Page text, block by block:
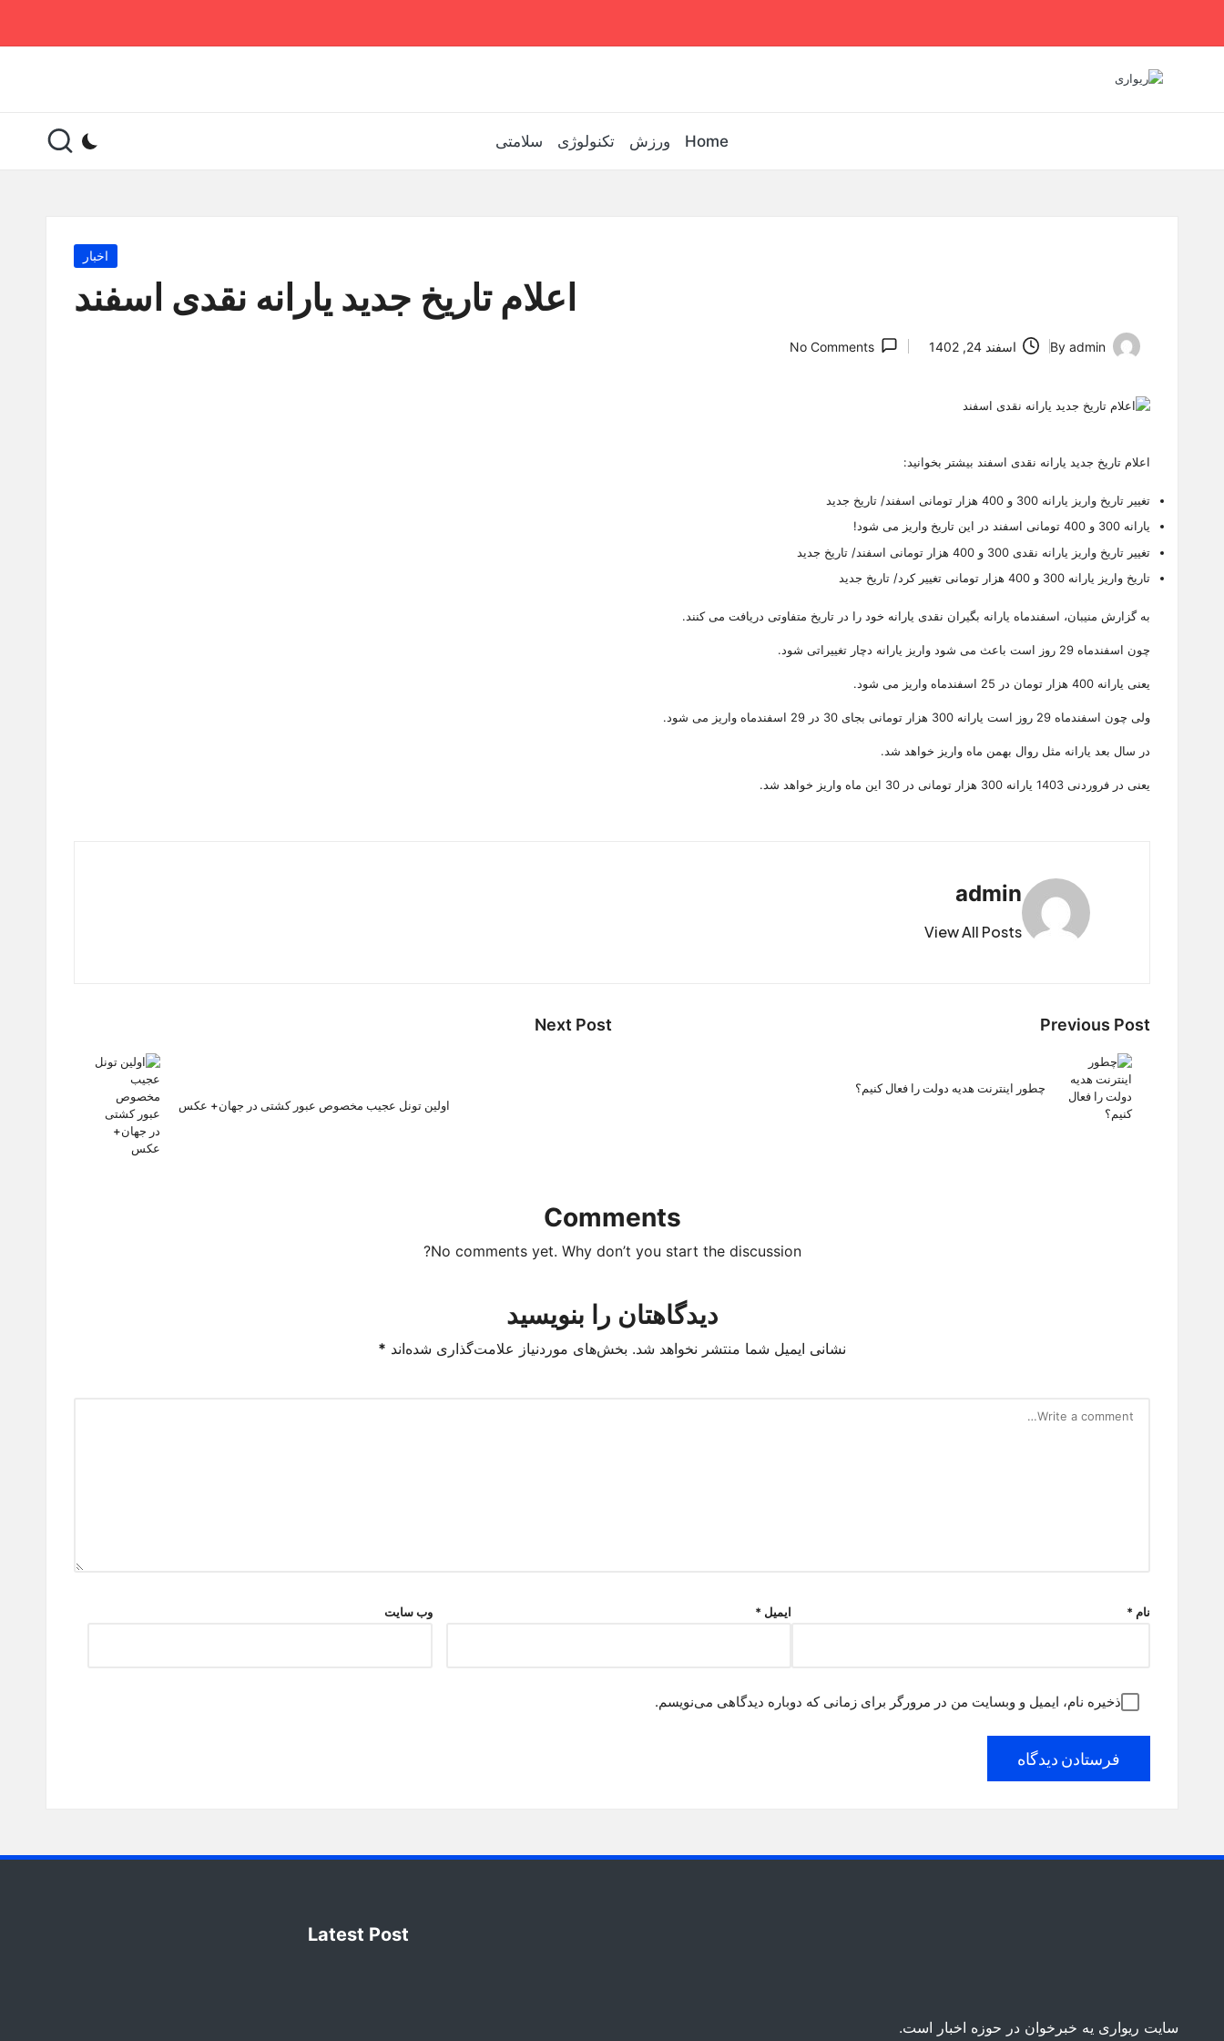
Skip
Home ورزش تکنولوژی سلامتی
Posted
اخبار
اعلام تاریخ جدید یارانه نقدی اسفند
Posted
By admin اسفند 24, 1402 No Comments
اعلام تاریخ جدید یارانه نقدی اسفند بیشتر بخوانید:
تغییر تاریخ واریز یارانه 300 و 400 هزار تومانی اسفند/ تاریخ جدید
یارانه 300 و 400 تومانی اسفند در این تاریخ واریز می شود!
تغییر تاریخ واریز یارانه نقدی 300 و 400 هزار تومانی اسفند/ تاریخ جدید
تاریخ واریز یارانه 300 و 400 هزار تومانی تغییر کرد/ تاریخ جدید
به گزارش منیبان، اسفندماه یارانه بگیران نقدی یارانه خود را در تاریخ متفاوتی دریافت می کنند.
چون اسفندماه 29 روز است باعث می شود واریز یارانه دچار تغییراتی شود.
یعنی یارانه 400 هزار تومان در 25 اسفندماه واریز می شود.
ولی چون اسفندماه 29 روز است یارانه 300 هزار تومانی بجای 30 در 29 اسفندماه واریز می شود.
در سال بعد یارانه مثل روال بهمن ماه واریز خواهد شد.
یعنی در فروردنی 1403 یارانه 300 هزار تومانی در 30 این ماه واریز خواهد شد.
admin
View All Posts
Post
navigation
Previous Post
چطور اینترنت هدیه دولت را فعال کنیم؟
Next Post
اولین تونل عجیب مخصوص عبور کشتی در جهان+ عکس
Comments
No comments yet. Why don’t you start the discussion?
دیدگاهتان را بنویسید
نشانی ایمیل شما منتشر نخواهد شد. بخش‌های موردنیاز علامت‌گذاری شده‌اند *
نام * ایمیل * وب‌ سایت
ذخیره نام، ایمیل و وبسایت من در مرورگر برای زمانی که دوباره دیدگاهی می‌نویسم.
سایت ریواری یه خبرخوان در حوزه اخبار است.
Latest Post